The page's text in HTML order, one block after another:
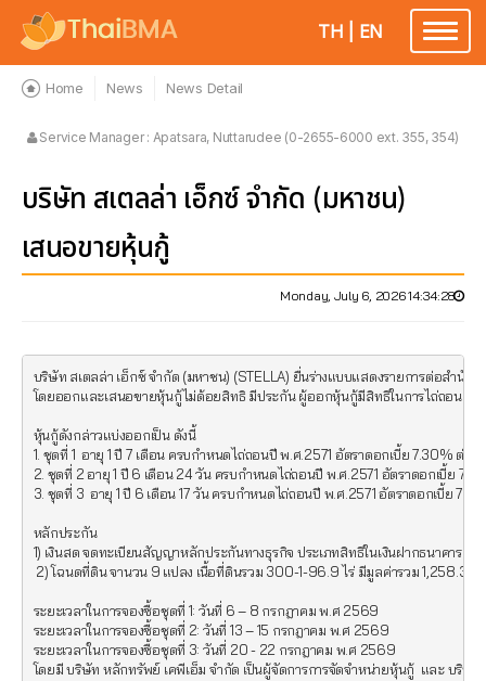
Toggle
TH EN
Home News News Detail
Service Manager : Apatsara, Nuttarudee (0-2655-6000 ext. 355, 354)
บริษัท สเตลล่า เอ็กซ์ จำกัด (มหาชน)
เสนอขายหุ้นกู้
Monday, July 6, 2026 14:34:28
บริษัท สเตลล่า เอ็กซ์ จำกัด (มหาชน) (STELLA) ยื่นร่างแบบแสดงรายการต่อสำ
โดยออกและเสนอขายหุ้นกู้ไม่ด้อยสิทธิ มีประกัน ผู้ออกหุ้นกู้มีสิทธิในการไถ่ถอนก่
หุ้นกู้ดังกล่าวแบ่งออกเป็น ดังนี้
1. ชุดที่ 1  อายุ 1 ปี 7 เดือน ครบกำหนดไถ่ถอนปี พ.ศ.2571 อัตราดอกเบี้ย 7.30% ต่อปี
2. ชุดที่ 2 อายุ 1 ปี 6 เดือน 24 วัน ครบกำหนดไถ่ถอนปี พ.ศ.2571 อัตราดอกเบี้ย
3. ชุดที่ 3  อายุ 1 ปี 6 เดือน 17 วัน ครบกำหนดไถ่ถอนปี พ.ศ.2571 อัตราดอกเบี้ย
หลักประกัน
1) เงินสด จดทะเบียนสัญญาหลักประกันทางธุรกิจ ประเภทสิทธิในเงินฝากธนาคาร ดำ
2) โฉนดที่ดิน จานวน 9 แปลง เนื้อที่ดินรวม 300-1-96.9 ไร่ มีมูลค่ารวม 1,258.38
ระยะเวลาในการจองซื้อชุดที่ 1: วันที่ 6 – 8 กรกฎาคม พ.ศ 2569
ระยะเวลาในการจองซื้อชุดที่ 2: วันที่ 13 – 15 กรกฎาคม พ.ศ 2569
ระยะเวลาในการจองซื้อชุดที่ 3: วันที่ 20 - 22 กรกฎาคม พ.ศ 2569
โดยมี บริษัท หลักทรัพย์ เคพีเอ็ม จำกัด เป็นผู้จัดการการจัดจำหน่ายหุ้นกู้  และ บริษั